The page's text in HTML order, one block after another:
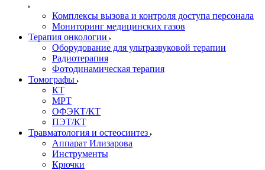
Комплексы вызова и контроля доступа персонала
Мониторинг медицинских газов
Терапия онкологии
Оборудование для ультразвуковой терапии
Радиотерапия
Фотодинамическая терапия
Томографы
КТ
МРТ
ОФЭКТ/КТ
ПЭТ/КТ
Травматология и остеосинтез
Аппарат Илизарова
Инструменты
Крючки